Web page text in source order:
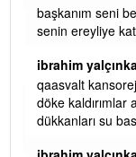
başkanım seni
senin ereyliye
ibrahim
qaasvalt
döke kaldırımlar
dükkanları su